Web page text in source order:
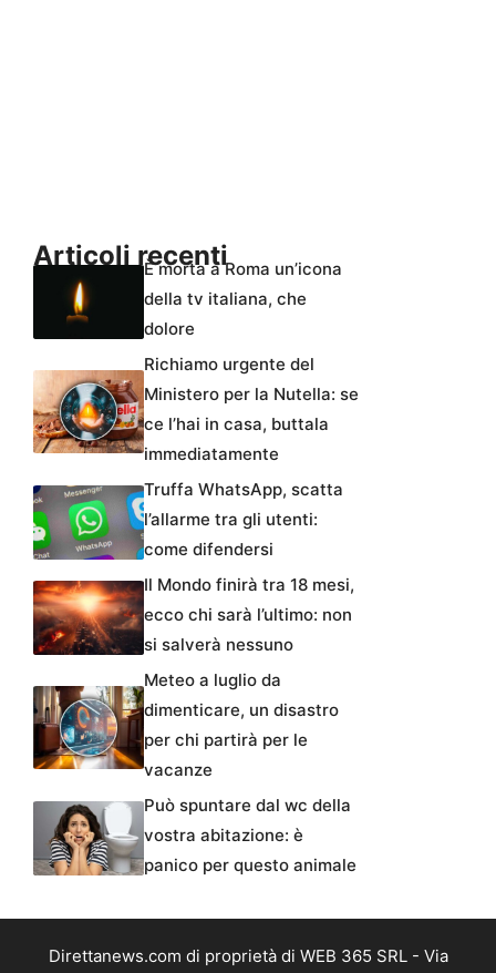
Articoli recentiÈ morta a Roma un’icona
della tv italiana, che
dolore
Richiamo urgente del
Ministero per la Nutella: se
ce l’hai in casa, buttala
immediatamente
Truffa WhatsApp, scatta
l’allarme tra gli utenti:
come difendersi
Il Mondo finirà tra 18 mesi,
ecco chi sarà l’ultimo: non
si salverà nessuno
Meteo a luglio da
dimenticare, un disastro
per chi partirà per le
vacanze
Può spuntare dal wc della
vostra abitazione: è
panico per questo animale
Direttanews.com di proprietà di WEB 365 SRL - Via